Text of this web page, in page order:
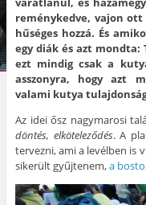
reménykedve, vajon
hűséges hozzá. És
egy diák és azt mondta:
ezt mindig csak a
asszonyra, hogy azt
valami kutya
Az idei ősz nagymarosi
döntés, elköteleződés. A
tervezni, ami a levélben is
sikerült gyűjtenem,a